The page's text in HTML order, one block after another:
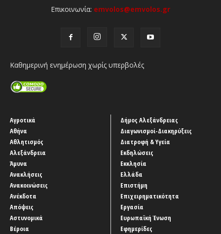
Επικοινωνία: emvolos@emvolos.gr
Καθημερινή ενημέρωση χωρίς υπερβολές
Αγροτικά
Αθήνα
Αθλητισμός
Αλεξάνδρεια
Άμυνα
Ανακλήσεις
Ανακοινώσεις
Ανέκδοτα
Απόψεις
Αστυνομικά
Βέροια
Δήμος Αλεξάνδρειας
Διαγωνισμοί-Διακηρύξεις
Διατροφή & Υγεία
Εκδηλώσεις
Εκκλησία
Ελλάδα
Επιστήμη
Επιχειρηματικότητα
Εργασία
Ευρωπαϊκή Ένωση
Εφημερίδες